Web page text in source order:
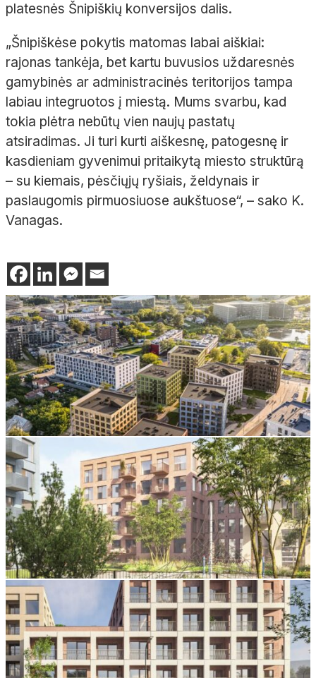
platesnės Šnipiškių konversijos dalis.
„Šnipiškėse pokytis matomas labai aiškiai:
rajonas tankėja, bet kartu buvusios uždaresnės
gamybinės ar administracinės teritorijos tampa
labiau integruotos į miestą. Mums svarbu, kad
tokia plėtra nebūtų vien naujų pastatų
atsiradimas. Ji turi kurti aiškesnę, patogesnę ir
kasdieniam gyvenimui pritaikytą miesto struktūrą
– su kiemais, pėsčiųjų ryšiais, želdynais ir
paslaugomis pirmuosiuose aukštuose“, – sako K.
Vanagas.